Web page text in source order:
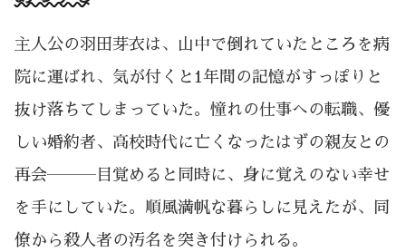
主人公の羽田芽衣は、山中で倒れていたところを病
院に運ばれ、気が付くと1年間の記憶がすっぽりと
抜け落ちてしまっていた。憧れの仕事への転職、優
しい婚約者、高校時代に亡くなったはずの親友との
再会―――目覚めると同時に、身に覚えのない幸せ
を手にしていた。順風満帆な暮らしに見えたが、同
僚から殺人者の汚名を突き付けられる。